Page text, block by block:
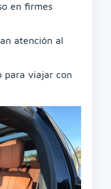
en firmes
atención al
para viajar con